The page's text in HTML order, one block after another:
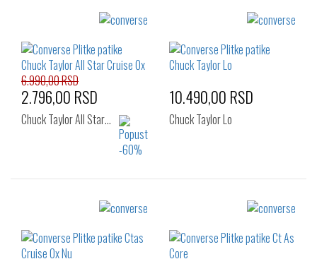
Izaberi željeni broj:
37.5
38
38.5
39
40
Izaberi željeni broj:
Izaberi željeni broj:
6.990,00 RSD
2.796,00 RSD
Chuck Taylor All Star…
Izaberi željeni broj:
37
37.5
10.490,00 RSD
Chuck Taylor Lo